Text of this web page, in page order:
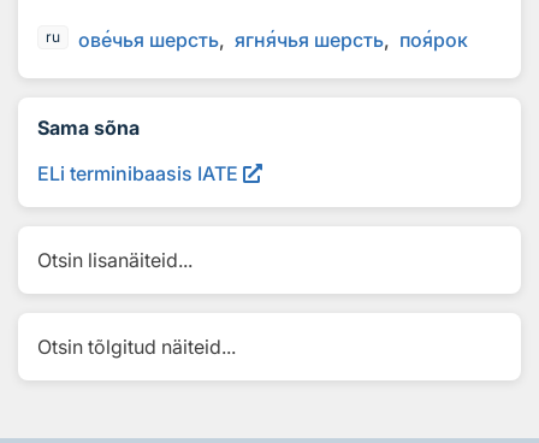
ru овечья шерсть ягнячья шерсть поярок
Sama sõna
ELi terminibaasis IATE
Otsin lisanäiteid...
Otsin tõlgitud näiteid...